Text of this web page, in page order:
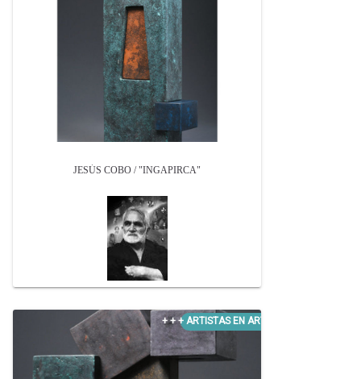
JESÚS COBO / "INGAPIRCA"